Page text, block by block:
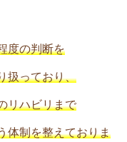
度の判断を
扱っており、
リハビリまで
体制を整えておりま